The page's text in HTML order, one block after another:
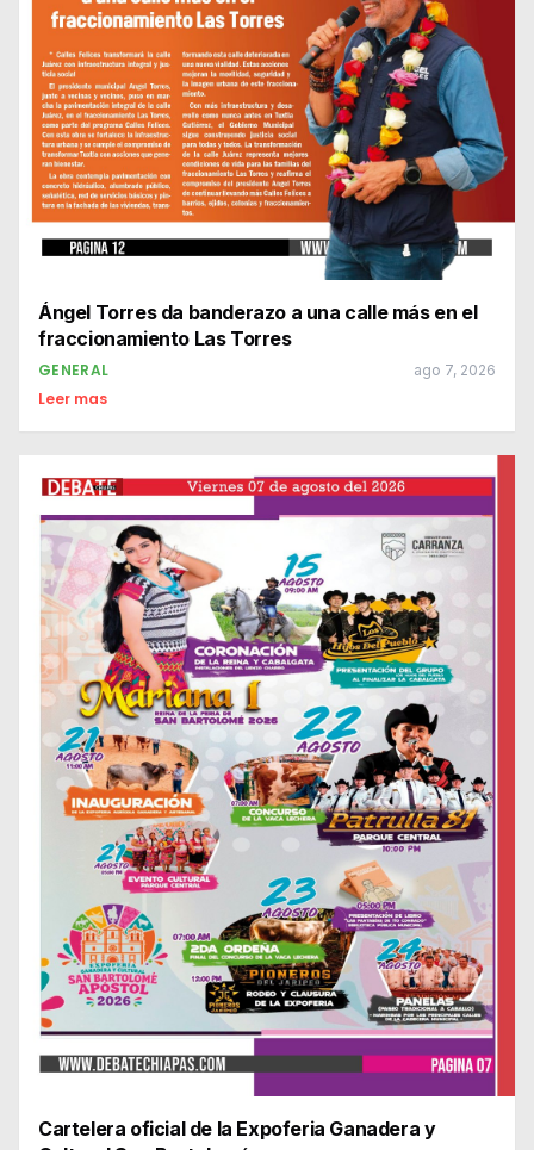
Ángel Torres da banderazo a una calle más en el
fraccionamiento Las Torres
GENERAL ago 7, 2026
Leer mas
Cartelera oficial de la Expoferia Ganadera y